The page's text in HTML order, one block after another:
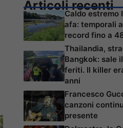
Articoli recenti
Caldo estremo
afa: temporali
record fino a
Thailandia,
Bangkok: sale
feriti. Il killer
anni
Francesco
canzoni
presente